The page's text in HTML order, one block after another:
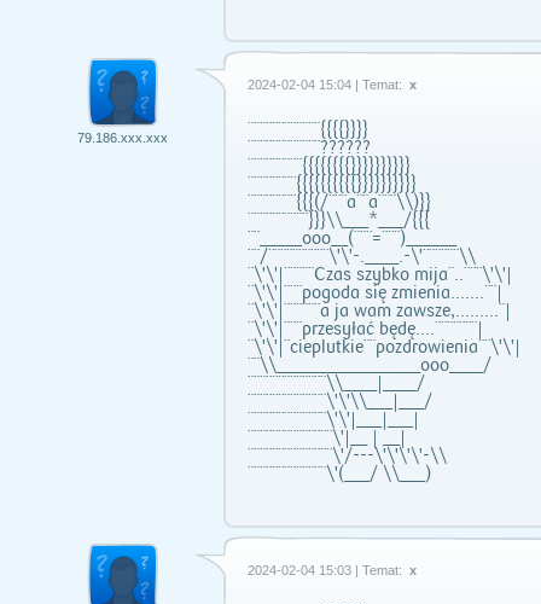
79.186.xxx.xxx
2024-02-04 15:04 | Temat: x
¨¨¨¨¨¨¨¨¨¨¨¨{{{{}}}}
¨¨¨¨¨¨¨¨¨¨¨¨??????
¨¨¨¨¨¨¨¨¨{{{{{{{{}}}}}}}}}}
¨¨¨¨¨¨¨¨{{{{{{{{{{}}}}}}}}}}
¨¨¨¨¨¨¨¨{{{(/¨¨¨a¨¨a¨¨¨\\)}}
¨¨¨¨¨¨¨¨¨¨}}}\\___*___/{{{
¨¨_____ooo__(¨¨¨=¨¨¨)______
¨¨/¨¨¨¨¨¨¨¨¨¨\'\'-.____.-\'¨¨¨¨¨¨\\
¨\'\'|¨¨¨¨¨Czas szybko mija¨..¨¨¨\'\'|
¨\'\'|¨¨¨pogoda się zmienia.......¨¨|
¨\'\'|¨¨¨¨¨¨a ja wam zawsze,.........¨|
¨\'\'|¨¨¨przesyłać będę....¨¨¨¨¨¨¨|
¨\'\'|¨cieplutkie¨¨pozdrowienia¨¨\'\'|
¨¨\\_________________ooo____/
¨¨¨¨¨¨¨¨¨¨¨¨¨\\____|____/
¨¨¨¨¨¨¨¨¨¨¨¨¨\'\'\\___|___/
¨¨¨¨¨¨¨¨¨¨¨¨¨\'\'|___|___|
¨¨¨¨¨¨¨¨¨¨¨¨¨¨\'|__ | __|
¨¨¨¨¨¨¨¨¨¨¨¨¨¨\'/---\'\'\'\'-\\
¨¨¨¨¨¨¨¨¨¨¨¨¨\'(___/ \\___)
2024-02-04 15:03 | Temat: x